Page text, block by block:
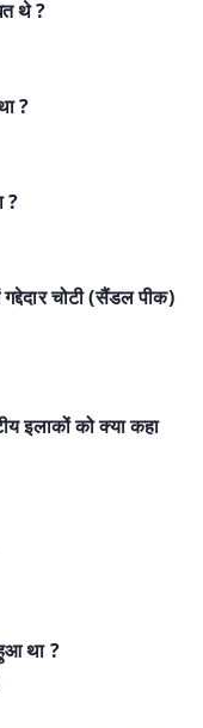
थे ?
?
?
चोटी (सैंडल पीक)
इलाकों को क्या कहा
था ?